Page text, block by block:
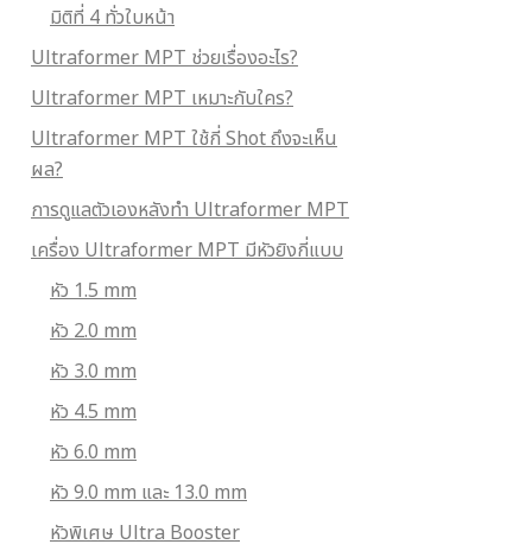
มิติที่ 4 ทั่วใบหน้า
Ultraformer MPT ช่วยเรื่องอะไร?
Ultraformer MPT เหมาะกับใคร?
Ultraformer MPT ใช้กี่ Shot ถึงจะเห็น
ผล?
การดูแลตัวเองหลังทำ Ultraformer MPT
เครื่อง Ultraformer MPT มีหัวยิงกี่แบบ
หัว 1.5 mm
หัว 2.0 mm
หัว 3.0 mm
หัว 4.5 mm
หัว 6.0 mm
หัว 9.0 mm และ 13.0 mm
หัวพิเศษ Ultra Booster